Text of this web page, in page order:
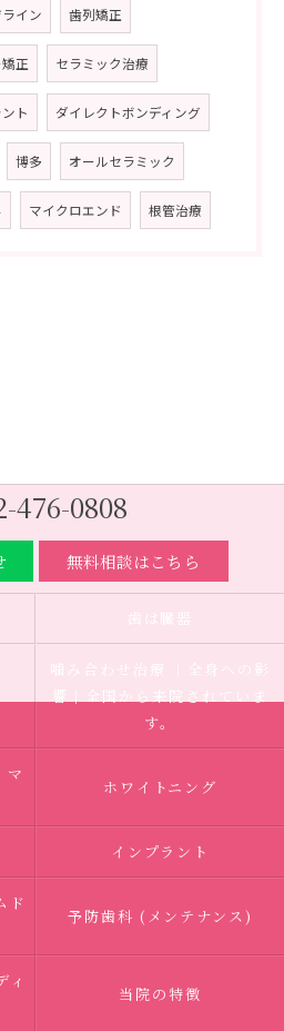
イン 歯列矯正
正 セラミック治療
ト ダイレクトボンディング
博多 オールセラミック
マイクロエンド 根管治療
476-0808
無料相談はこちら
歯は臓器
噛み合わせ治療 ｜全身への影
響｜全国から来院されていま
す。
マ
ホワイトニング
インプラント
ド
予防歯科 (メンテナンス)
ィ
当院の特徴